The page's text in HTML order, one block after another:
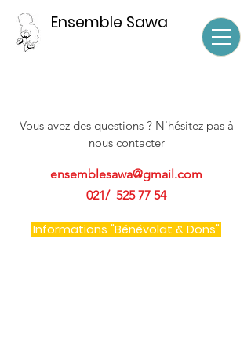
Ensemble Sawa
Vous avez des questions ? N'hésitez pas à
nous contacter
ensemblesawa@gmail.com
021/ 525 77 54
Informations "Bénévolat & Dons"